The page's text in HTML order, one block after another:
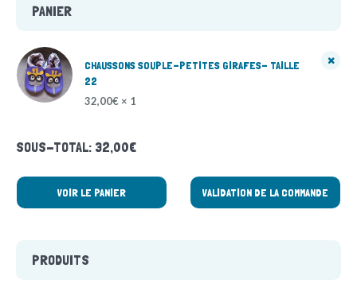
PANIER
CHAUSSONS SOUPLE-PETITES GIRAFES- TAILLE
22
1 ×
32,00€
SOUS-TOTAL: 32,00€
VOIR LE PANIER VALIDATION DE LA COMMANDE
PRODUITS